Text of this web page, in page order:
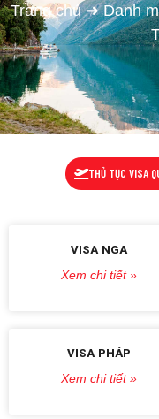
Trang chủ➜Danh
THỦ TỤC VISA
VISA NGA
Xem chi tiết »
VISA PHÁP
Xem chi tiết »